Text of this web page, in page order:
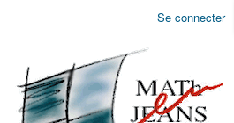
Aller
non
identifié
Se connecter